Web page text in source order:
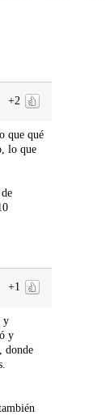
+2
que qué
lo que
+1
y
y
donde